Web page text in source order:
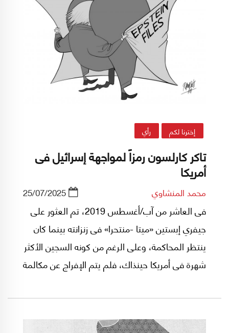
إخترنا لكم رأي
تاكر كارلسون رمزاً لمواجهة إسرائيل فى
أمريكا
محمد المنشاوي 25/07/2025
فى العاشر من آب/أغسطس 2019، تم العثور على
جيفري إبستين «ميتا -منتحرا» فى زنزانته بينما كان
ينتظر المحاكمة، وعلى الرغم من كونه السجين الأكثر
شهرة فى أمريكا حينذاك، فلم يتم الإفراج عن مكالمة
لاستدعاء سيارة إسعاف، كما أن كاميرات التصوير
داخل الزنزانة كانت معطلة ولم تعمل فى هذا اليوم،